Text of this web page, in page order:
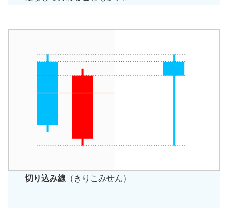
切り込み線 （きりこみせん）